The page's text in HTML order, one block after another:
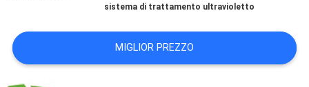
MAPPA
DEL
SITO
sistema di trattamento ultravioletto
MIGLIOR PREZZO